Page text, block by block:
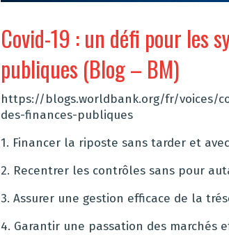
Covid-19 : un défi pour les
publiques (Blog – BM)
https://blogs.worldbank.org/fr/voices/
des-finances-publiques
1. Financer la riposte sans tarder et
2. Recentrer les contrôles sans pour
3. Assurer une gestion efficace de la
4. Garantir une passation des marchés